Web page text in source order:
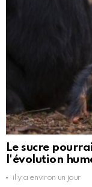
Le sucre
l'évolution
il y a environ un jour